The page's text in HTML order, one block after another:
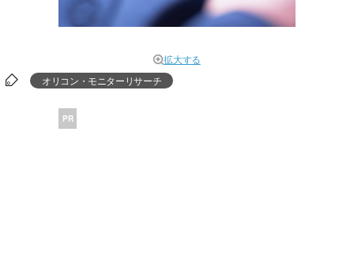
拡大する
オリコン・モニターリサーチ
PR